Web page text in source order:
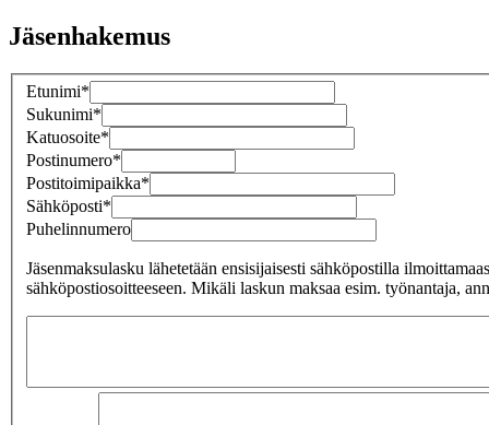
Jäsenhakemus
Etunimi*
Sukunimi*
Katuosoite*
Postinumero*
Postitoimipaikka*
Sähköposti*
Puhelinnumero
Jäsenmaksulasku lähetetään ensisijaisesti sähköpostilla
sähköpostiosoitteeseen. Mikäli laskun maksaa esim. työnantaja,